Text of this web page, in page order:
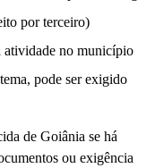
por terceiro)
atividade no município
pode ser exigido
de Goiânia se há
ou exigência